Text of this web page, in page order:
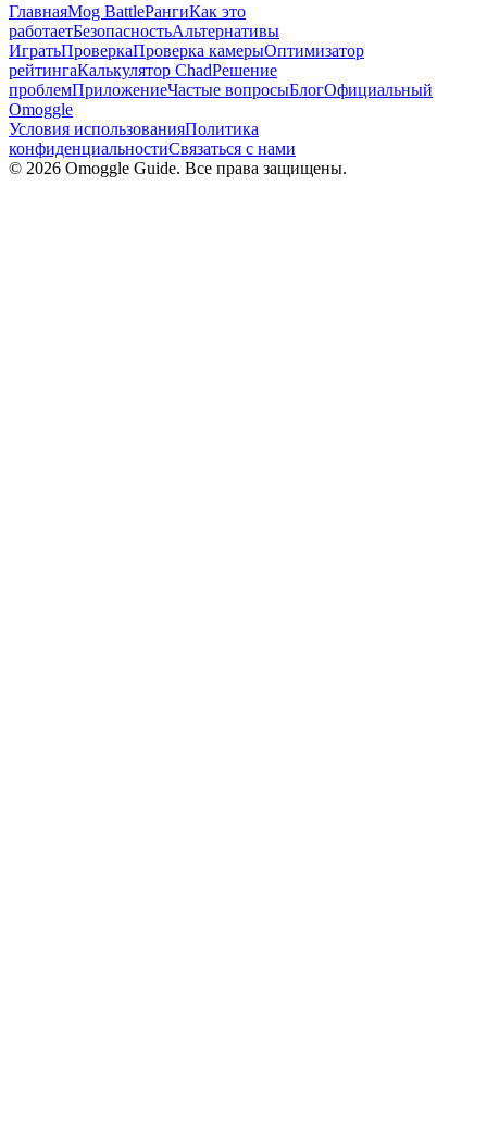
ГлавнаяMog BattleРангиКак это
работаетБезопасностьАльтернативы
ИгратьПроверкаПроверка камерыОптимизатор
рейтингаКалькулятор ChadРешение
проблемПриложениеЧастые вопросыБлогОфициальный
Omoggle
Условия использованияПолитика
конфиденциальностиСвязаться с нами
© 2026 Omoggle Guide. Все права защищены.